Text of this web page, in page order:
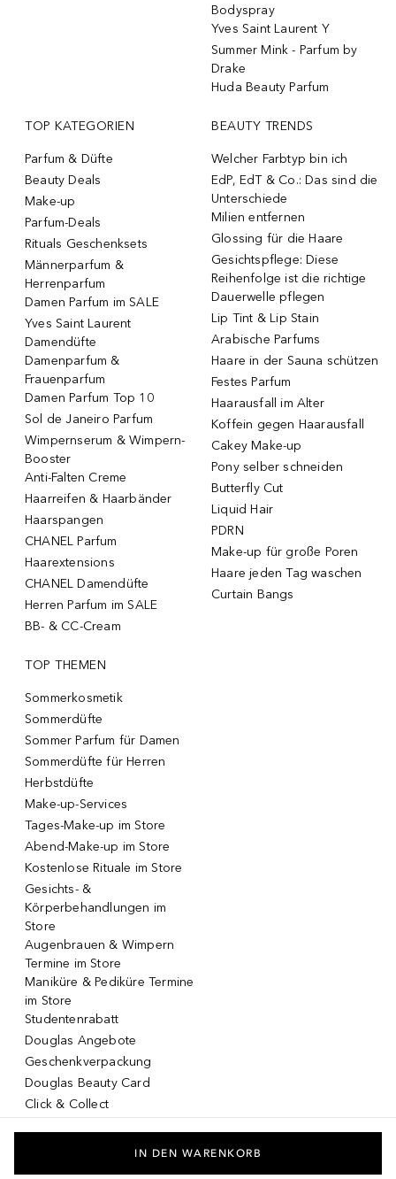
Bodyspray
Yves Saint Laurent Y
Summer Mink - Parfum by
Drake
Huda Beauty Parfum
TOP KATEGORIEN
Parfum & Düfte
Beauty Deals
Make-up
Parfum-Deals
Rituals Geschenksets
Männerparfum &
Herrenparfum
Damen Parfum im SALE
Yves Saint Laurent
Damendüfte
Damenparfum &
Frauenparfum
Damen Parfum Top 10
Sol de Janeiro Parfum
Wimpernserum & Wimpern-
Booster
Anti-Falten Creme
Haarreifen & Haarbänder
Haarspangen
CHANEL Parfum
Haarextensions
CHANEL Damendüfte
Herren Parfum im SALE
BB- & CC-Cream
BEAUTY TRENDS
Welcher Farbtyp bin ich
EdP, EdT & Co.: Das sind die
Unterschiede
Milien entfernen
Glossing für die Haare
Gesichtspflege: Diese
Reihenfolge ist die richtige
Dauerwelle pflegen
Lip Tint & Lip Stain
Arabische Parfums
Haare in der Sauna schützen
Festes Parfum
Haarausfall im Alter
Koffein gegen Haarausfall
Cakey Make-up
Pony selber schneiden
Butterfly Cut
Liquid Hair
PDRN
Make-up für große Poren
Haare jeden Tag waschen
Curtain Bangs
TOP THEMEN
Sommerkosmetik
Sommerdüfte
Sommer Parfum für Damen
Sommerdüfte für Herren
Herbstdüfte
Make-up-Services
Tages-Make-up im Store
Abend-Make-up im Store
Kostenlose Rituale im Store
Gesichts- &
Körperbehandlungen im
Store
Augenbrauen & Wimpern
Termine im Store
Maniküre & Pediküre Termine
im Store
Studentenrabatt
Douglas Angebote
Geschenkverpackung
Douglas Beauty Card
Click & Collect
IN DEN WARENKORB